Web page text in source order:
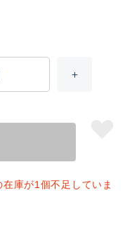
在庫が1個不足していま